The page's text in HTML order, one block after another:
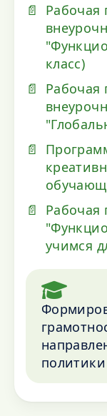
Рабочая
класс)
Рабочая
Рабочая
учимся